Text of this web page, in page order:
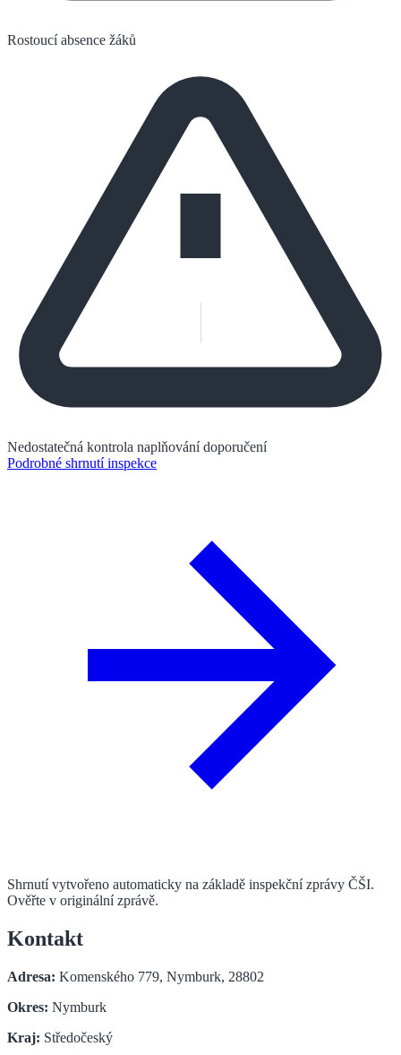
Rostoucí absence žáků
Nedostatečná kontrola naplňování doporučení
Podrobné shrnutí inspekce
Shrnutí vytvořeno automaticky na základě inspekční zprávy ČŠI.
Ověřte v originální zprávě.
Kontakt
Adresa: Komenského 779, Nymburk, 28802
Okres: Nymburk
Kraj: Středočeský